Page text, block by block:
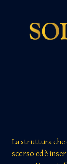
contenuto
La struttura che
scorso ed è